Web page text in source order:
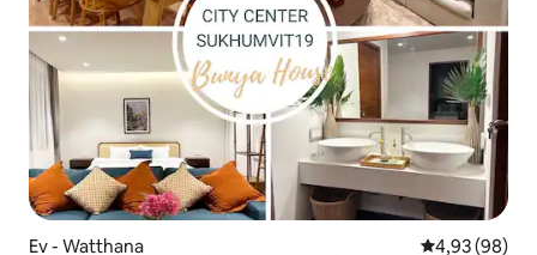
Ev - Watthana 5 üzerinden
4,93 (98)